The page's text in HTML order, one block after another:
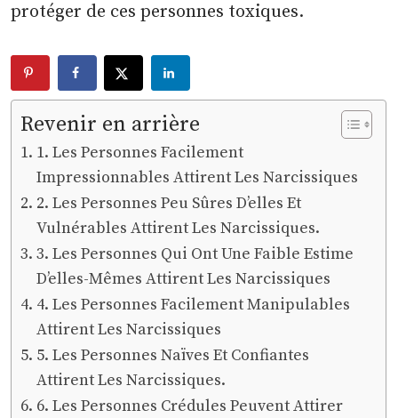
protéger de ces personnes toxiques.
Revenir en arrière
1. Les Personnes Facilement
Impressionnables Attirent Les Narcissiques
2. Les Personnes Peu Sûres D’elles Et
Vulnérables Attirent Les Narcissiques.
3. Les Personnes Qui Ont Une Faible Estime
D’elles-Mêmes Attirent Les Narcissiques
4. Les Personnes Facilement Manipulables
Attirent Les Narcissiques
5. Les Personnes Naïves Et Confiantes
Attirent Les Narcissiques.
6. Les Personnes Crédules Peuvent Attirer